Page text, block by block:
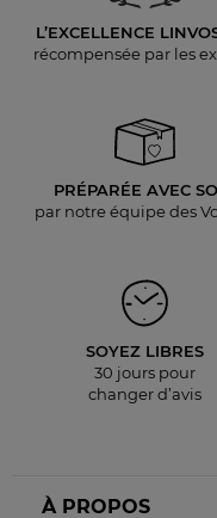
L’EXCELLENCE
récompensée par les
PRÉPARÉE AVEC
par notre équipe des
SOYEZ LIBRES
30 jours pour
changer d’avis
À PROPOS